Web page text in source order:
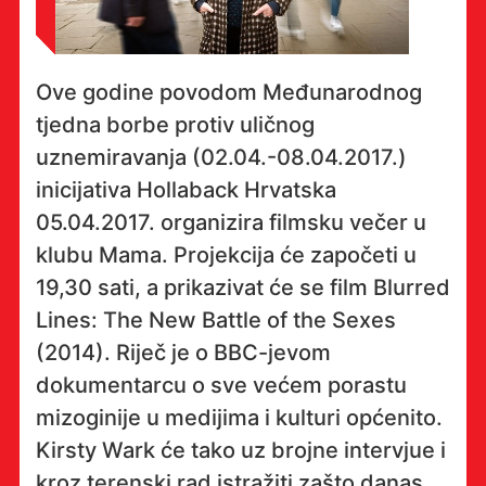
Ove godine povodom Međunarodnog
tjedna borbe protiv uličnog
uznemiravanja (02.04.-08.04.2017.)
inicijativa Hollaback Hrvatska
05.04.2017. organizira filmsku večer u
klubu Mama. Projekcija će započeti u
19,30 sati, a prikazivat će se film Blurred
Lines: The New Battle of the Sexes
(2014). Riječ je o BBC-jevom
dokumentarcu o sve većem porastu
mizoginije u medijima i kulturi općenito.
Kirsty Wark će tako uz brojne intervjue i